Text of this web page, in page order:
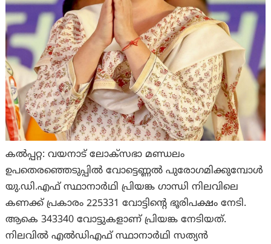
കല്‍പ്പറ്റ: വയനാട് ലോക്‌സഭാ മണ്ഡലം
ഉപതെരഞ്ഞെടുപ്പിൽ വോട്ടെണ്ണൽ പുരോഗമിക്കുമ്പോൾ
യു.ഡി.എഫ് സ്ഥാനാർഥി പ്രിയങ്ക ഗാന്ധി നിലവിലെ
കണക്ക് പ്രകാരം 225331 വോട്ടിൻ്റെ ഭൂരിപക്ഷം നേടി.
ആകെ 343340 വോട്ടുകളാണ് പ്രിയങ്ക നേടിയത്.
നിലവിൽ എൽഡിഎഫ് സ്ഥാനാർഥി സത്യൻ